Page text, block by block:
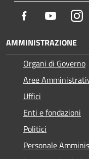
Facebook Youtube
AMMINISTRAZIONE
Organi di Governo
Aree
Uffici
Enti e fondazioni
Politici
Personale